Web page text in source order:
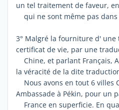
un tel traitement de faveur,
qui ne sont même pas dans
3° Malgré la fourniture d'
certificat de vie, par une
Chine, et parlant Français,
la véracité de la dite
Nous avons en tout 6 villes
Ambassade à Pékin, pour un
France en superficie. En